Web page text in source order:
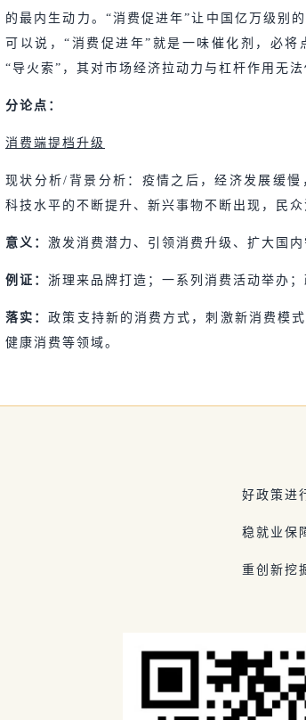
的最内生动力。“消费促进年”让中国亿万级别
可以说，“消费促进年”就是一味催化剂，必
“导火索”，其对市场经济拉动力与杠杆作用无法
分论点：
消费端提档升级
现状分析/背景分析：疫情之后，经济发展缓
科技水平的不断提升、新兴事物不断出现，民
意义： 激发消费潜力、引领消费升级、扩大国
例证： 浙理来品牌打造；一系列消费活动举办
落实： 政策支持新的消费方式，刺激新消费模
健康消费等领域。
好政策进
稳就业保
重创新挖